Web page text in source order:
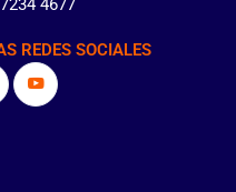
4677
REDES SOCIALES